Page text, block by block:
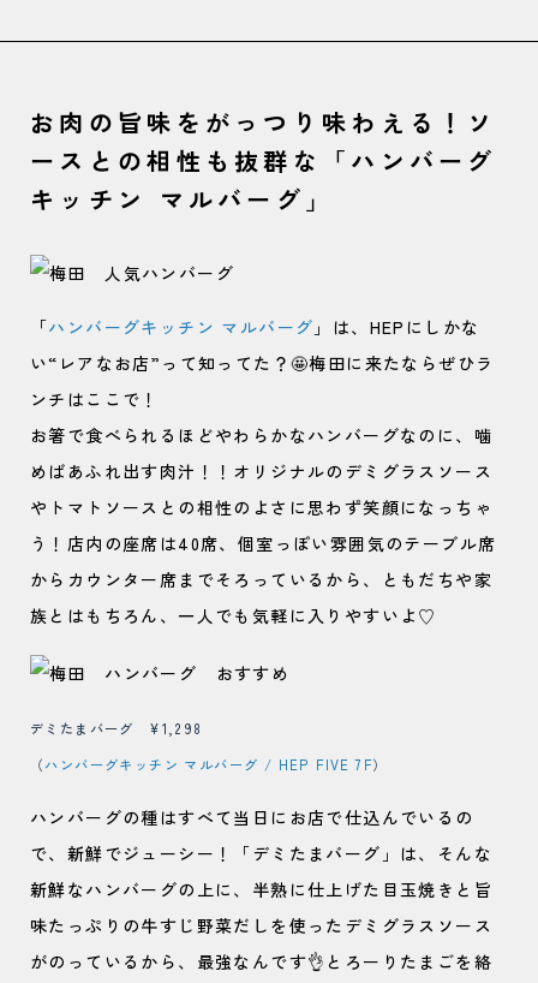
お肉の旨味をがっつり味わえる！ソ
ースとの相性も抜群な「ハンバーグ
キッチン マルバーグ」
「ハンバーグキッチン マルバーグ 」は、HEPにしかな
い“レアなお店”って知ってた？🤩梅田に来たならぜひラ
ンチはここで！
お箸で食べられるほどやわらかなハンバーグなのに、噛
めばあふれ出す肉汁！！オリジナルのデミグラスソース
やトマトソースとの相性のよさに思わず笑顔になっちゃ
う！店内の座席は40席、個室っぽい雰囲気のテーブル席
からカウンター席までそろっているから、ともだちや家
族とはもちろん、一人でも気軽に入りやすいよ♡
デミたまバーグ ¥1,298
（ハンバーグキッチン マルバーグ / HEP FIVE 7F）
ハンバーグの種はすべて当日にお店で仕込んでいるの
で、新鮮でジューシー！「デミたまバーグ」は、そんな
新鮮なハンバーグの上に、半熟に仕上げた目玉焼きと旨
味たっぷりの牛すじ野菜だしを使ったデミグラスソース
がのっているから、最強なんです👌とろーりたまごを絡